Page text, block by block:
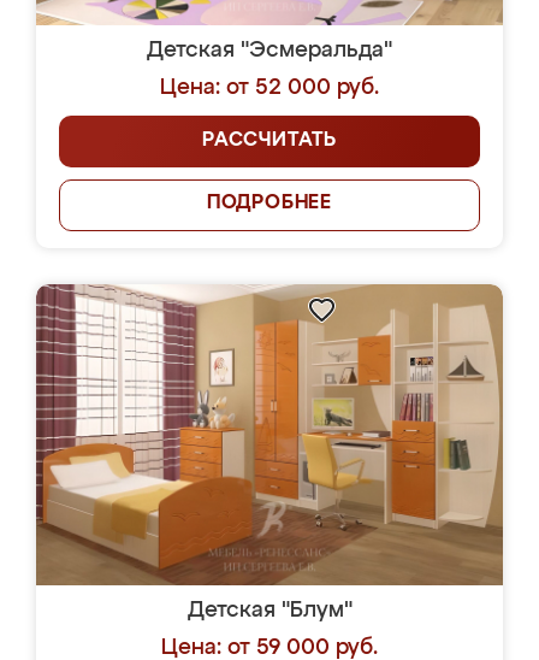
Детская "Эсмеральда"
Цена: от 52 000 руб.
РАССЧИТАТЬ
ПОДРОБНЕЕ
Детская "Блум"
Цена: от 59 000 руб.